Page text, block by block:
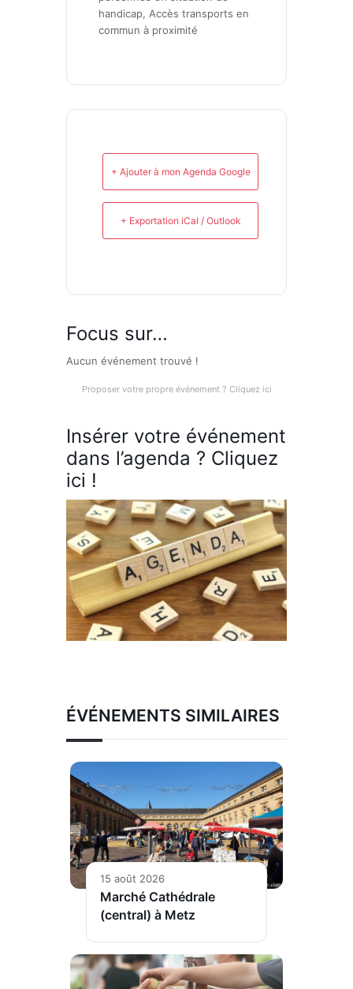
handicap, Accès transports en
commun à proximité
+ Ajouter à mon Agenda Google
+ Exportation iCal / Outlook
Focus sur…
Aucun événement trouvé !
Proposer votre propre événement ? Cliquez ici
Insérer votre événement
dans l’agenda ? Cliquez
ici !
ÉVÉNEMENTS SIMILAIRES
15 août 2026
Marché Cathédrale
(central) à Metz